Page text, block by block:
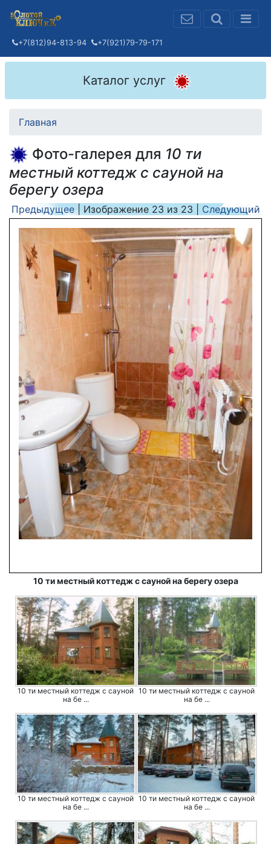
+7(812)94-813-94 +7(921)79-79-171
Каталог услуг
Главная
Фото-галерея для 10 ти
местный коттедж с сауной на
берегу озера
Предыдущее| Изображение 23 из 23 Следующий
10 ти местный коттедж с сауной на берегу озера
10 ти местный коттедж с сауной
на бе ...
10 ти местный коттедж с сауной
на бе ...
10 ти местный коттедж с сауной
на бе ...
10 ти местный коттедж с сауной
на бе ...